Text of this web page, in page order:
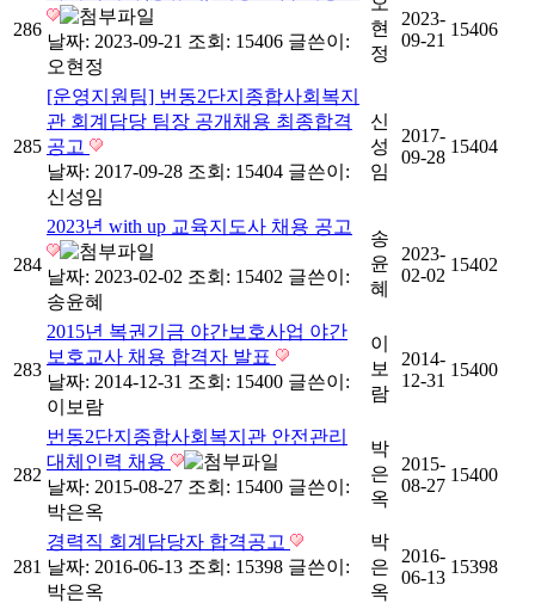
286
날짜: 2023-09-21 조회: 15406 글쓴이:
오현정
현
정
2023-
09-21
15406
285
[운영지원팀] 번동2단지종합사회복지
관 회계담당 팀장 공개채용 최종합격
공고
날짜: 2017-09-28 조회: 15404 글쓴이:
신성임
신
성
임
2017-
09-28
15404
284
2023년 with up 교육지도사 채용 공고
날짜: 2023-02-02 조회: 15402 글쓴이:
송윤혜
송
윤
혜
2023-
02-02
15402
283
2015년 복권기금 야간보호사업 야간
보호교사 채용 합격자 발표
날짜: 2014-12-31 조회: 15400 글쓴이:
이보람
이
보
람
2014-
12-31
15400
282
번동2단지종합사회복지관 안전관리
대체인력 채용
날짜: 2015-08-27 조회: 15400 글쓴이:
박은옥
박
은
옥
2015-
08-27
15400
281
경력직 회계담당자 합격공고
날짜: 2016-06-13 조회: 15398 글쓴이:
박은옥
박
은
옥
2016-
06-13
15398